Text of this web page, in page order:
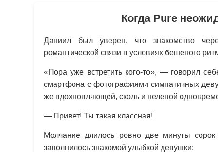
Когда Pure
Даниил был уверен, что знакомство
романтической связи в условиях бешеного
«Пора уже встретить кого-то», — говорил
смартфона с фотографиями симпатичных
же вдохновляющей, сколь и нелепой
— Привет! Ты такая классная!
Молчание длилось ровно две минуты сорок
заполнилось знакомой улыбкой девушки: